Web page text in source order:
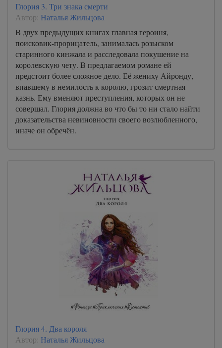
Глория 3. Три знака смерти
Автор: Наталья Жильцова
В двух предыдущих книгах главная героиня,
поисковик-прорицатель, занималась розыском
старинного кинжала и расследовала покушение на
королевскую чету. В предлагаемом романе ей
предстоит более сложное дело. Её жениху Айронду,
впавшему в немилость к королю, грозит смертная
казнь. Ему вменяют преступления, которых он не
совершал. Глория должна во что бы то ни стало найти
доказательства невиновности своего возлюбленного,
иначе он обречён.
Глория 4. Два короля
Автор: Наталья Жильцова